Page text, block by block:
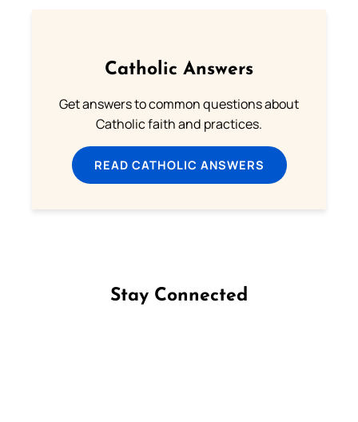
Catholic Answers
Get answers to common questions about
Catholic faith and practices.
READ CATHOLIC ANSWERS
Stay Connected